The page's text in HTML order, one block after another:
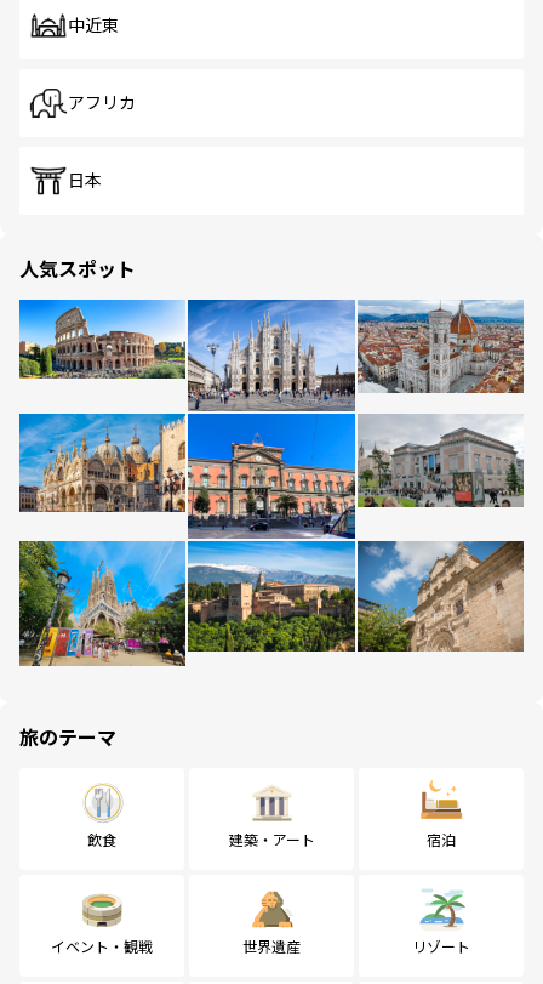
中近東
アフリカ
日本
人気スポット
旅のテーマ
飲食 建築・アート 宿泊
イベント・観戦 世界遺産 リゾート